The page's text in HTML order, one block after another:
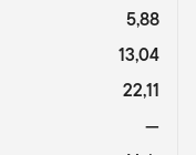
5,88
13,04
22,11
—